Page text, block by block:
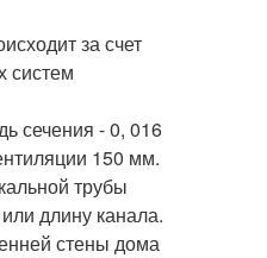
за счет
систем
сечения - 0, 016
150 мм.
трубы
длину канала.
стены дома